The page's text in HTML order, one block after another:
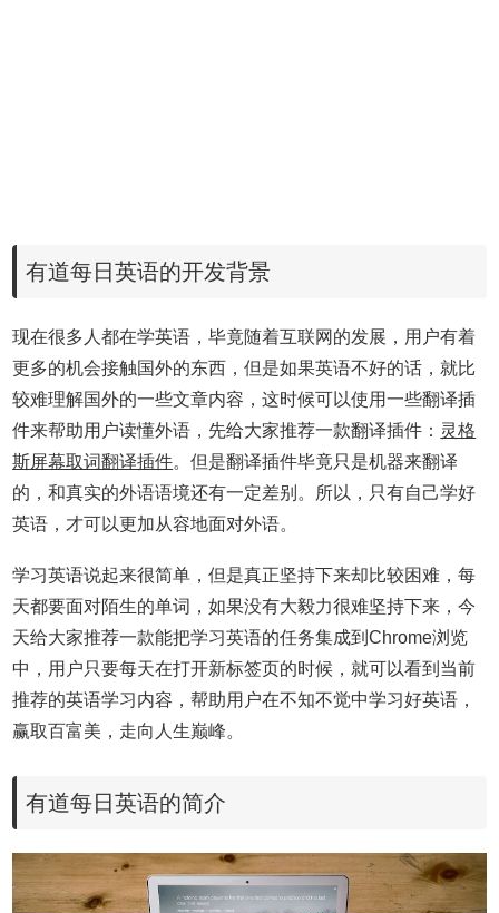
有道每日英语的开发背景
现在很多人都在学英语，毕竟随着互联网的发展，用户有着
更多的机会接触国外的东西，但是如果英语不好的话，就比
较难理解国外的一些文章内容，这时候可以使用一些翻译插
件来帮助用户读懂外语，先给大家推荐一款翻译插件： 灵格
斯屏幕取词翻译插件。但是翻译插件毕竟只是机器来翻译
的，和真实的外语语境还有一定差别。所以，只有自己学好
英语，才可以更加从容地面对外语。
学习英语说起来很简单，但是真正坚持下来却比较困难，每
天都要面对陌生的单词，如果没有大毅力很难坚持下来，今
天给大家推荐一款能把学习英语的任务集成到Chrome浏览
中，用户只要每天在打开新标签页的时候，就可以看到当前
推荐的英语学习内容，帮助用户在不知不觉中学习好英语，
赢取百富美，走向人生巅峰。
有道每日英语的简介